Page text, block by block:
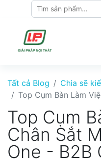
Tất cả Blog
Chia sẽ
Top Cụm Bàn Làm Việc
Top Cụm
Chân Sắt
One - B2B